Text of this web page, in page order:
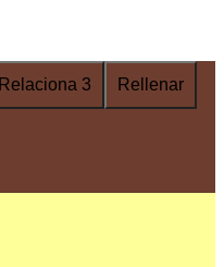
Relaciona 3 Rellenar